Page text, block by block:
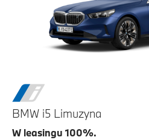
BMW i5 Limuzyna
W leasingu 100%.